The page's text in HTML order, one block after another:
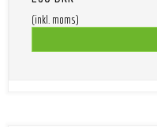
(inkl. moms)